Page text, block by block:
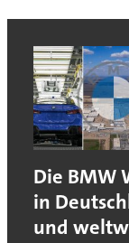
Die BMW
in
und